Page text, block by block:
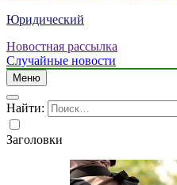
Юридический
Новостная рассылка
Случайные новости
Меню
Найти:
Заголовки